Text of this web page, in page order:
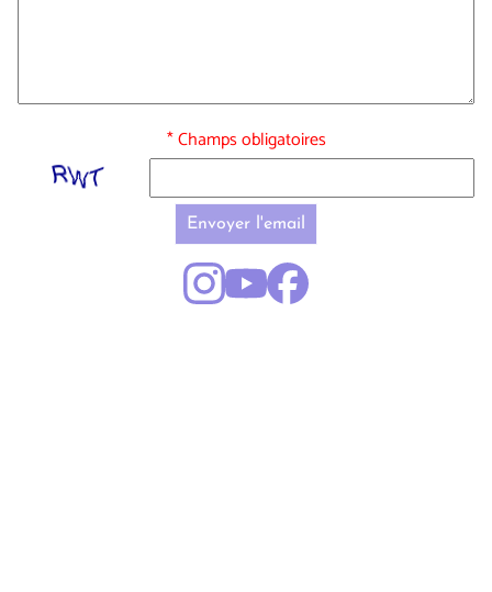
* Champs obligatoires
Envoyer l'email